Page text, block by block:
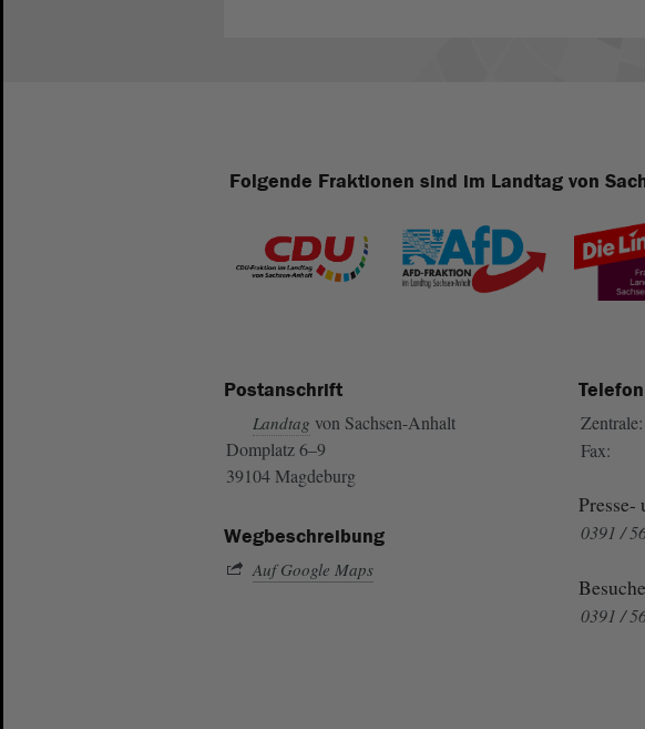
Folgende Fraktionen sind im Landtag von
Postanschrift
Landtag von Sachsen-Anhalt
Domplatz 6–9
39104 Magdeburg
Wegbeschreibung
Auf Google Maps
Zentrale:
Fax:
0391 /
0391 /